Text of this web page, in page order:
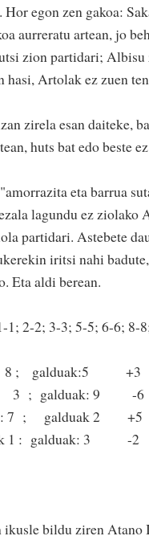
egon zen gakoa:
aurreratu artean, jo
zion partidari; Albisu
hasi, Artolak ez zuen
zirela esan daiteke,
huts bat edo beste
eta barrua
lagundu ez
partidari. Astebete
iritsi nahi
Eta aldi berean.
1; 2-2; 3-3; 5-5; 6-6; 8-
8 ; galduak:5 +3
3 ; galduak: 9 -6
7 ; galduak 2 +5
1 : galduak: 3 -2
ikusle bildu ziren